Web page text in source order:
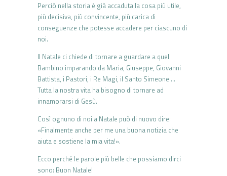
Perciò nella storia è già accaduta la cosa più utile,
più decisiva, più convincente, più carica di
conseguenze che potesse accadere per ciascuno di
noi.
Il Natale ci chiede di tornare a guardare a quel
Bambino imparando da Maria, Giuseppe, Giovanni
Battista, i Pastori, i Re Magi, il Santo Simeone …
Tutta la nostra vita ha bisogno di tornare ad
innamorarsi di Gesù.
Così ognuno di noi a Natale può di nuovo dire:
«Finalmente anche per me una buona notizia che
aiuta e sostiene la mia vita!».
Ecco perché le parole più belle che possiamo dirci
sono: Buon Natale!